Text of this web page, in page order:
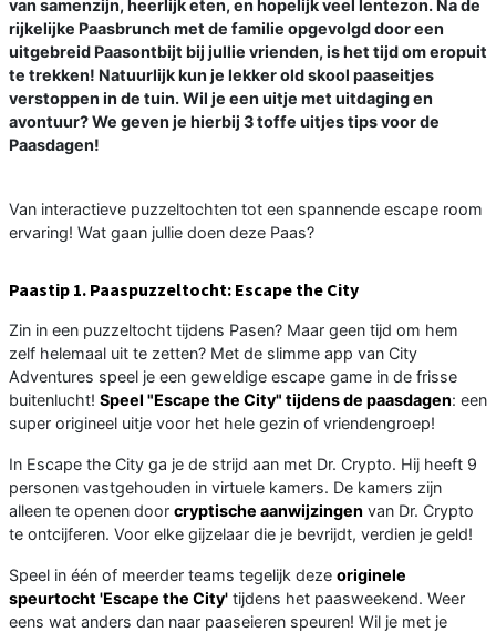
van samenzijn, heerlijk eten, en hopelijk veel lentezon. Na de
rijkelijke Paasbrunch met de familie opgevolgd door een
uitgebreid Paasontbijt bij jullie vrienden, is het tijd om eropuit
te trekken! Natuurlijk kun je lekker old skool paaseitjes
verstoppen in de tuin. Wil je een uitje met uitdaging en
avontuur? We geven je hierbij 3 toffe uitjes tips voor de
Paasdagen!
Van interactieve puzzeltochten tot een spannende escape room
ervaring! Wat gaan jullie doen deze Paas?
Paastip 1. Paaspuzzeltocht: Escape the City
Zin in een puzzeltocht tijdens Pasen? Maar geen tijd om hem
zelf helemaal uit te zetten? Met de slimme app van City
Adventures speel je een geweldige escape game in de frisse
buitenlucht! Speel "Escape the City" tijdens de paasdagen: een
super origineel uitje voor het hele gezin of vriendengroep!
In Escape the City ga je de strijd aan met Dr. Crypto. Hij heeft 9
personen vastgehouden in virtuele kamers. De kamers zijn
alleen te openen door cryptische aanwijzingen van Dr. Crypto
te ontcijferen. Voor elke gijzelaar die je bevrijdt, verdien je geld!
Speel in één of meerder teams tegelijk deze originele
speurtocht 'Escape the City' tijdens het paasweekend. Weer
eens wat anders dan naar paaseieren speuren! Wil je met je